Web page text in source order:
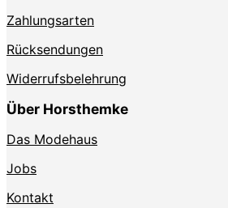
Zahlungsarten
Rücksendungen
Widerrufsbelehrung
Über Horsthemke
Das Modehaus
Jobs
Kontakt